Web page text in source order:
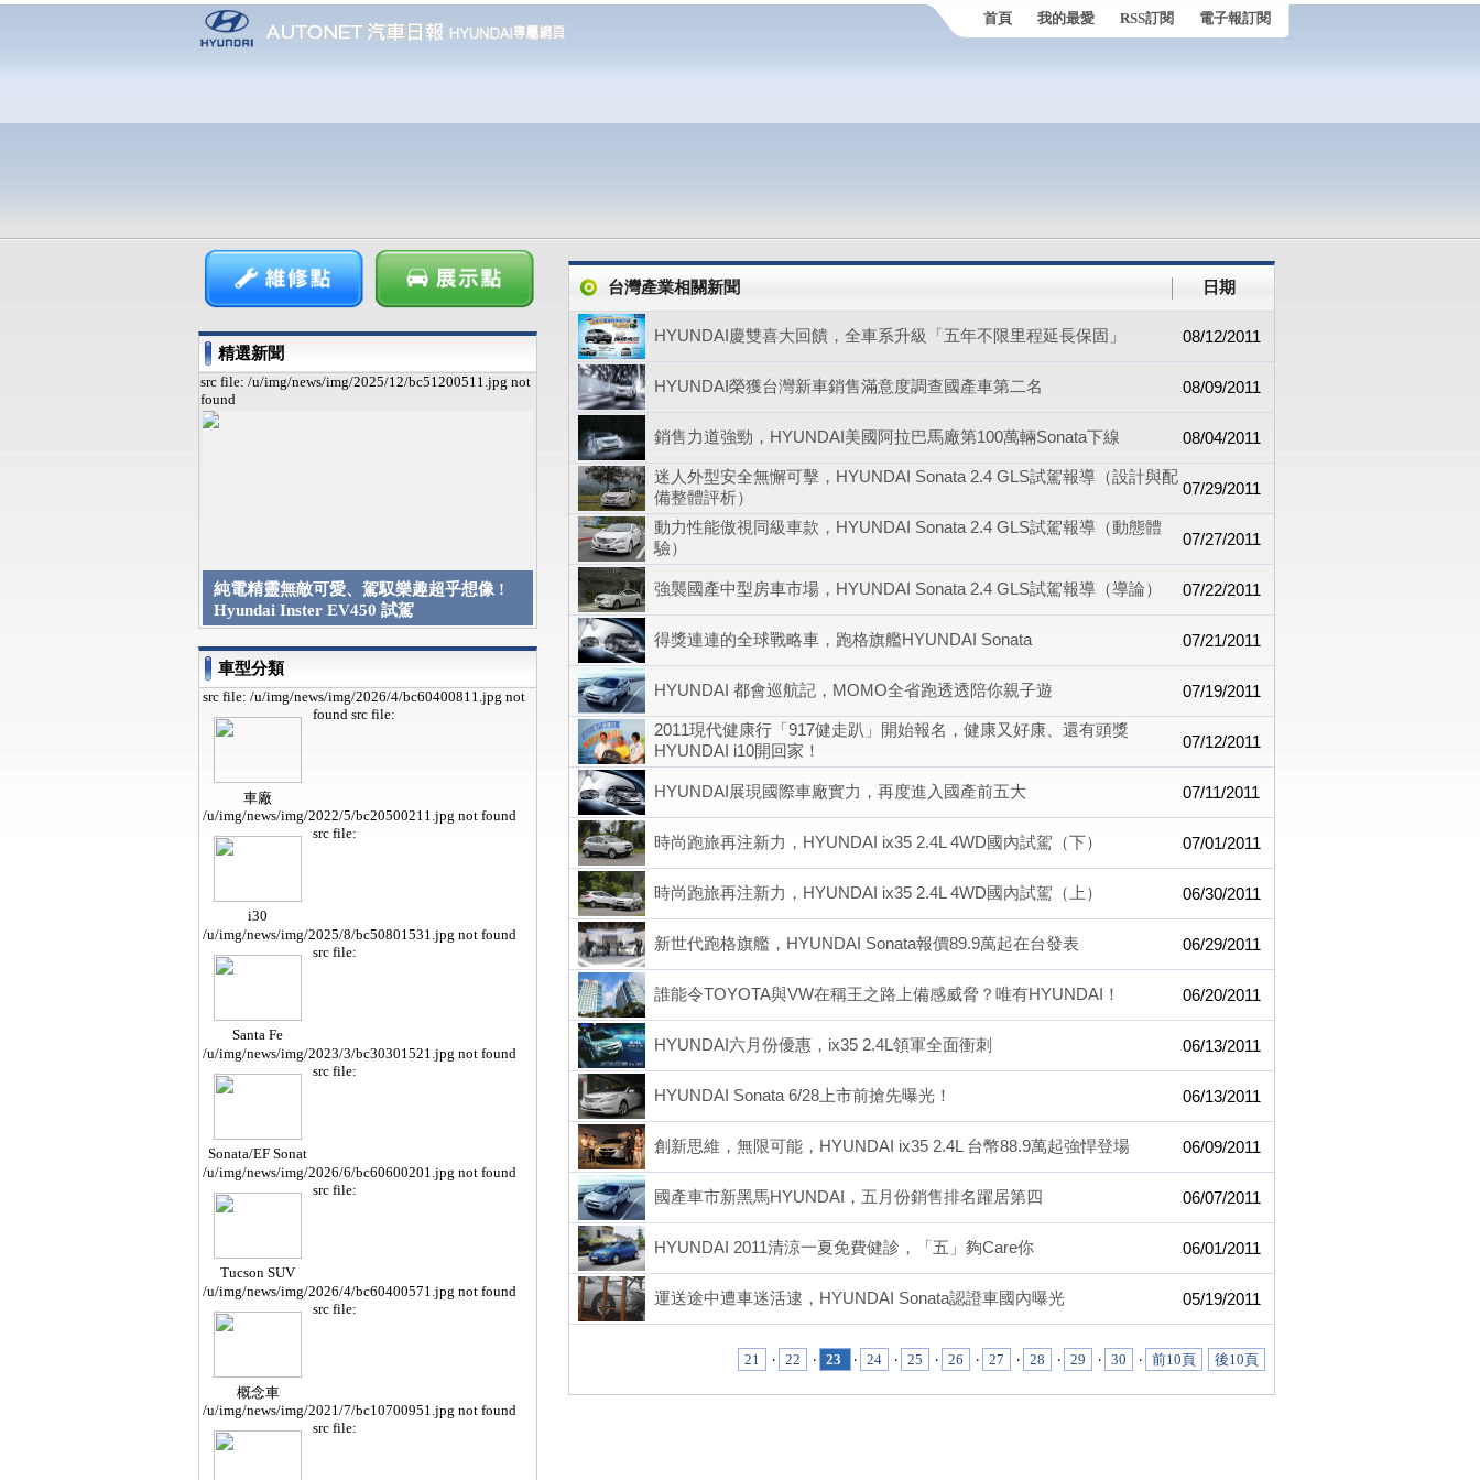
首頁 我的最愛 RSS訂閱 電子報訂閱
精選新聞
src file: /u/img/news/img/2025/12/bc51200511.jpg not
found
純電精靈無敵可愛、駕馭樂趣超乎想像 !
Hyundai Inster EV450 試駕
車型分類
src file: /u/img/news/img/2026/4/bc60400811.jpg not
found
車廠
src file:
/u/img/news/img/2022/5/bc20500211.jpg not found
i30
src file:
/u/img/news/img/2025/8/bc50801531.jpg not found
Santa Fe
src file:
/u/img/news/img/2023/3/bc30301521.jpg not found
Sonata/EF Sonat
a
src file:
/u/img/news/img/2026/6/bc60600201.jpg not found
Tucson SUV
src file:
/u/img/news/img/2026/4/bc60400571.jpg not found
概念車
src file:
/u/img/news/img/2021/7/bc10700951.jpg not found
src file:
台灣產業相關新聞 日期
HYUNDAI慶雙喜大回饋，全車系升級「五年不限里程延長保固」 08/12/2011
HYUNDAI榮獲台灣新車銷售滿意度調查國產車第二名 08/09/2011
銷售力道強勁，HYUNDAI美國阿拉巴馬廠第100萬輛Sonata下線 08/04/2011
迷人外型安全無懈可擊，HYUNDAI Sonata 2.4 GLS試駕報導（設計與配
備整體評析）
07/29/2011
動力性能傲視同級車款，HYUNDAI Sonata 2.4 GLS試駕報導（動態體
驗）
07/27/2011
強襲國產中型房車市場，HYUNDAI Sonata 2.4 GLS試駕報導（導論） 07/22/2011
得獎連連的全球戰略車，跑格旗艦HYUNDAI Sonata 07/21/2011
HYUNDAI 都會巡航記，MOMO全省跑透透陪你親子遊 07/19/2011
2011現代健康行「917健走趴」開始報名，健康又好康、還有頭獎
HYUNDAI i10開回家！
07/12/2011
HYUNDAI展現國際車廠實力，再度進入國產前五大 07/11/2011
時尚跑旅再注新力，HYUNDAI ix35 2.4L 4WD國內試駕（下） 07/01/2011
時尚跑旅再注新力，HYUNDAI ix35 2.4L 4WD國內試駕（上） 06/30/2011
新世代跑格旗艦，HYUNDAI Sonata報價89.9萬起在台發表 06/29/2011
誰能令TOYOTA與VW在稱王之路上備感威脅？唯有HYUNDAI！ 06/20/2011
HYUNDAI六月份優惠，ix35 2.4L領軍全面衝刺 06/13/2011
HYUNDAI Sonata 6/28上市前搶先曝光！ 06/13/2011
創新思維，無限可能，HYUNDAI ix35 2.4L 台幣88.9萬起強悍登場 06/09/2011
國產車市新黑馬HYUNDAI，五月份銷售排名躍居第四 06/07/2011
HYUNDAI 2011清涼一夏免費健診，「五」夠Care你 06/01/2011
運送途中遭車迷活逮，HYUNDAI Sonata認證車國內曝光 05/19/2011
21 ‧ 22 ‧ 23 ‧ 24 ‧ 25 ‧ 26 ‧ 27 ‧ 28 ‧ 29 ‧ 30 ‧ 前10頁 後10頁